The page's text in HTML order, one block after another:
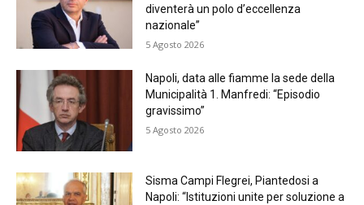
diventerà un polo d’eccellenza
nazionale”
5 Agosto 2026
Napoli, data alle fiamme la sede della
Municipalità 1. Manfredi: “Episodio
gravissimo”
5 Agosto 2026
Sisma Campi Flegrei, Piantedosi a
Napoli: “Istituzioni unite per soluzione a